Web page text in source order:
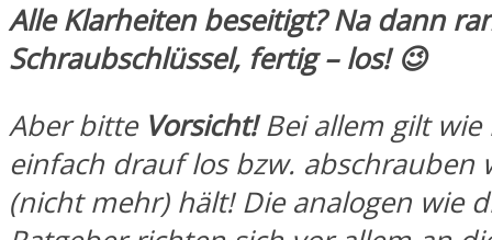
Alle Klarheiten beseitigt? Na dann
Schraubschlüssel, fertig – los! 😉
Aber bitte Vorsicht!Bei allem gilt
einfach drauf los bzw. abschrauben
(nicht mehr) hält! Die analogen wie